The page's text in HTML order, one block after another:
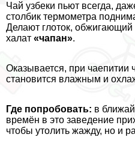
Чай узбеки пьют всегда,
столбик термометра
Делают глоток, обжигающий
халат «чапан».
Оказывается, при чаепитии
становится влажным и
Где попробовать: в
времён в это заведение
чтобы утолить жажду, но и